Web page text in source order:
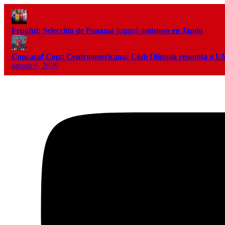
Fepafut: Selección de Panamá jugará amistoso en Japón
Concacaf Copa Centroamericana: Club Olimpia remonta a
agosto 6, 2026